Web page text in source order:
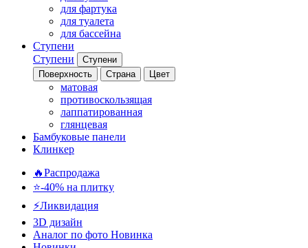
для фартука
для туалета
для бассейна
Ступени
Ступени
Ступени
Поверхность
Страна Цвет
матовая
противоскользящая
лаппатированная
глянцевая
Бамбуковые панели
Клинкер
🔥Распродажа
⭐-40% на плитку
⚡️Ликвидация
3D дизайн
Аналог по фото Новинка